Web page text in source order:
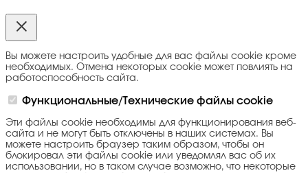
Вы можете настроить удобные для вас файлы cookie кроме
необходимых. Отмена некоторых cookie может повлиять на
работоспособность сайта.
Функциональные/Технические файлы cookie
Эти файлы cookie необходимы для функционирования веб-
сайта и не могут быть отключены в наших системах. Вы
можете настроить браузер таким образом, чтобы он
блокировал эти файлы cookie или уведомлял вас об их
использовании, но в таком случае возможно, что некоторые